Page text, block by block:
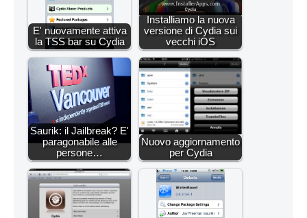
E' nuovamente attiva
la TSS bar su Cydia
Installiamo la nuova
versione di Cydia sui
vecchi iOS
Saurik: il Jailbreak? E'
paragonabile alle
persone…
Nuovo aggiornamento
per Cydia